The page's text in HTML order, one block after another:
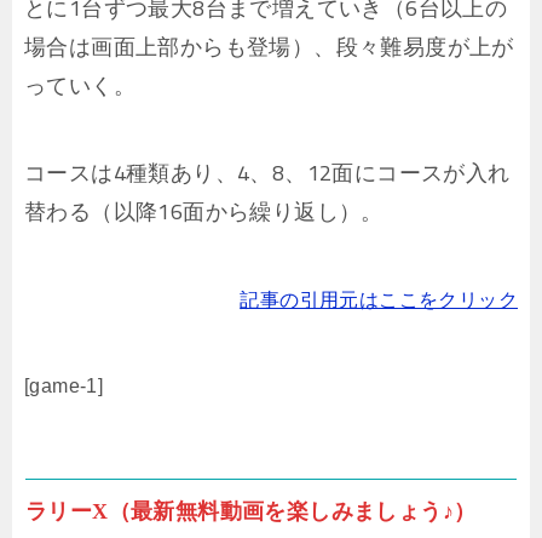
とに1台ずつ最大8台まで増えていき（6台以上の
場合は画面上部からも登場）、段々難易度が上が
っていく。
コースは4種類あり、4、8、12面にコースが入れ
替わる（以降16面から繰り返し）。
記事の引用元はここをクリック
[game-1]
ラリーX（最新無料動画を楽しみましょう♪）